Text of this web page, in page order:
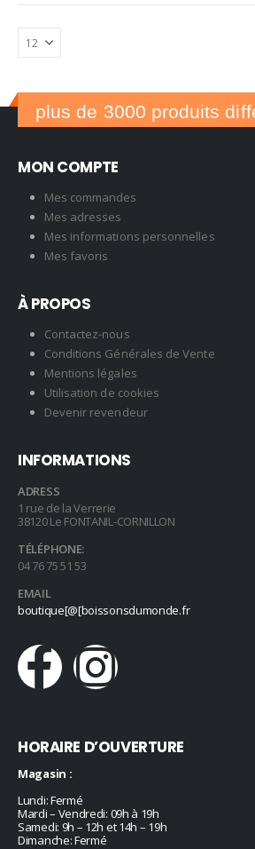
plus de 3000 produits
MON COMPTE
Mes commandes
Mes adresses
Mes informations personnelles
Mes favoris
À PROPOS
Contactez-nous
Conditions Générales de Vente
Mentions légales
Utilisation de cookies
Devenir revendeur
INFORMATIONS
ADRESS
1 rue de la Verrerie
38120 Le FONTANIL-CORNILLON
TÉLÉPHONE:
04 76 75 51 53
EMAIL
boutique[@[boissonsdumonde.fr
HORAIRE D’OUVERTURE
Magasin :
Lundi: Fermé
Mardi – Vendredi: 09h à 19h
Samedi: 9h – 12h et 14h – 19h
Dimanche: Fermé